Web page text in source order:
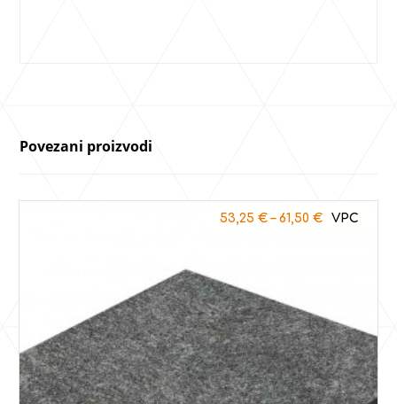
Povezani proizvodi
53,25 €– 61,50 €